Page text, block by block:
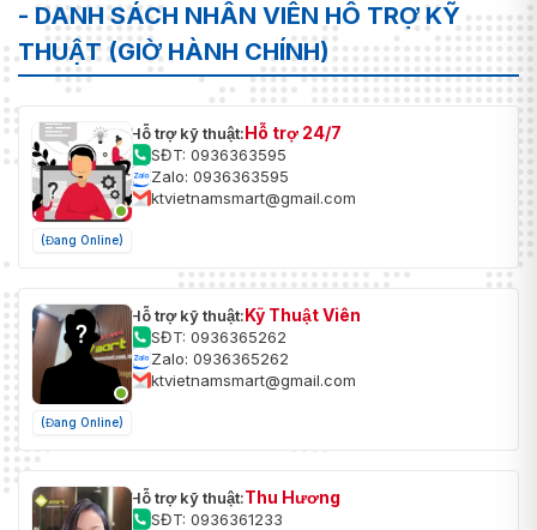
- DANH SÁCH NHÂN VIÊN HỖ TRỢ KỸ
THUẬT (GIỜ HÀNH CHÍNH)
(Đang Online)
Hỗ trợ kỹ thuật:Hỗ trợ 24/7
SĐT: 0936363595
Zalo: 0936363595
ktvietnamsmart@gmail.com
(Đang Online)
Hỗ trợ kỹ thuật:Kỹ Thuật Viên
SĐT: 0936365262
Zalo: 0936365262
ktvietnamsmart@gmail.com
Hỗ trợ kỹ thuật:Thu Hương
SĐT: 0936361233